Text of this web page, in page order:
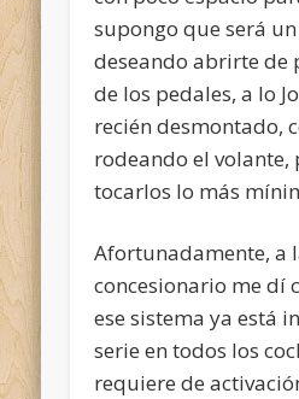
supongo que será
deseando abrirte de
de los pedales, a lo
recién desmontado,
rodeando el volante,
tocarlos lo más
Afortunadamente, a
concesionario me dí
ese sistema ya está
serie en todos los
requiere de